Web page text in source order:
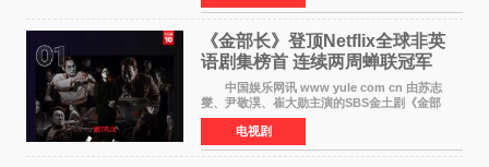
着完成的作品前去
《金部长》登顶Netflix全球非英
语剧集榜首 连续两周蝉联冠军
中国娱乐网讯 www yule com cn 由苏志
燮、尹敬淏、崔大勋主演的SBS金土剧《金部
长》持续席卷全球，收获海内外观众热烈反
响。 15日，据Netflix官方排行榜网站Tudum
公布的数据，SBS金土剧《
电视剧